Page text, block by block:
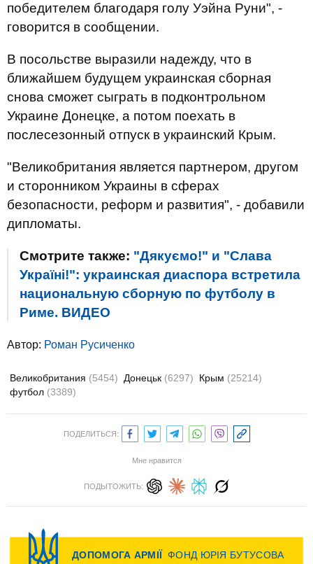
победителем благодаря голу Уэйна Руни", -
говорится в сообщении.
В посольстве выразили надежду, что в
ближайшем будущем украинская сборная
снова сможет сыграть в подконтрольном
Украине Донецке, а потом поехать в
послесезонный отпуск в украинский Крым.
"Великобритания является партнером, другом
и сторонником Украины в сферах
безопасности, реформ и развития", - добавили
дипломаты.
Смотрите также: "Дякуємо!" и "Слава
Україні!": украинская диаспора встретила
национальную сборную по футболу в
Риме. ВИДЕО
Автор: Роман Русиченко
Великобритания (5454) Донецьк (6297) Крым (25214)
футбол (3389)
ПОДЕЛИТЬСЯ:
Мне нравится
ПОДЫТОЖИТЬ: